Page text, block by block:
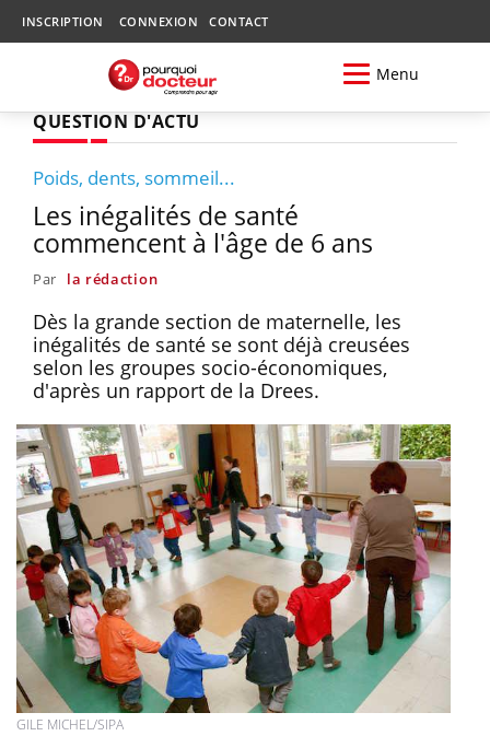
INSCRIPTION CONNEXION CONTACT
Menu
QUESTION D'ACTU
Poids, dents, sommeil...
Les inégalités de santé
commencent à l'âge de 6 ans
Par la rédaction
Dès la grande section de maternelle, les
inégalités de santé se sont déjà creusées
selon les groupes socio-économiques,
d'après un rapport de la Drees.
GILE MICHEL/SIPA